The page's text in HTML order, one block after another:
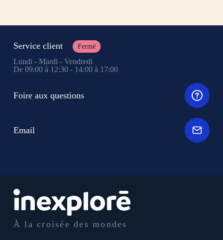
À la croisée des mondes
Service client Fermé
Lundi - Mardi - Vendredi
De 09:00 à 12:30 - 14:00 à 17:00
Foire aux questions
Email